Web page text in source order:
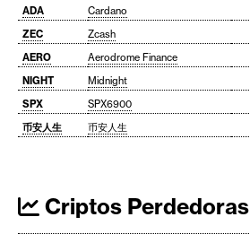
ADA
Cardano
ZEC
Zcash
AERO
Aerodrome Finance
NIGHT
Midnight
SPX
SPX6900
币安人生
币安人生
Criptos Perdedoras